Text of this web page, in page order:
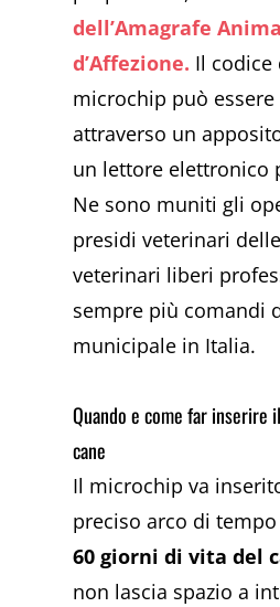
dell’Amagrafe
d’Affezione. Il codice
microchip può
attraverso un
un lettore elettronico
Ne sono muniti gli
presidi veterinari
veterinari liberi
sempre più comandi
municipale in Italia.
Quando e come far inserire
cane
Il microchip va
preciso arco di
60 giorni di vita del
non lascia spazio a